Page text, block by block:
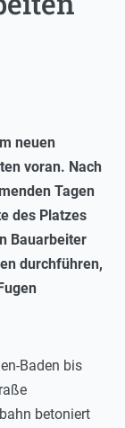
neuen
voran. Nach
Tagen
des Platzes
Bauarbeiter
durchführen,
Baden bis
betoniert